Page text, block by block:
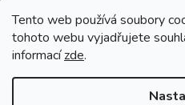
Tento web používá soubory
tohoto webu vyjadřujete
informacízde.
Copyright 2026 Stonebridge .
Grafický návrh vytvořil a na